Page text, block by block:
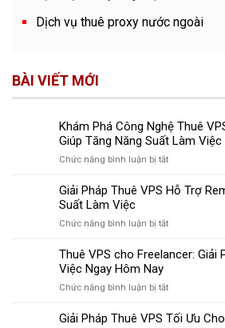
Dịch vụ thuê proxy nước ngoài
BÀI VIẾT MỚI
Khám Phá Công Nghệ Thuê
Giúp Tăng Năng Suất Làm Việc
Chức năng bình luận bị tắtở
Phá
Thuê
Remote
Suất
Giải Pháp Thuê VPS Hỗ Trợ
Suất Làm Việc
Chức năng bình luận bị tắtở
Pháp
Hỗ
Remote
Thuê VPS cho Freelancer: Giải
Việc Ngay Hôm Nay
Chức năng bình luận bị tắtở
VPS
Giải Pháp Thuê VPS Tối Ưu